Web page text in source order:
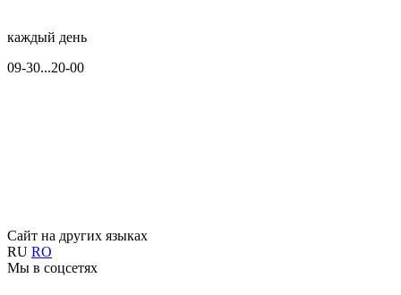
каждый день
09-30...20-00
Сайт на других языках
RU RO
Мы в соцсетях